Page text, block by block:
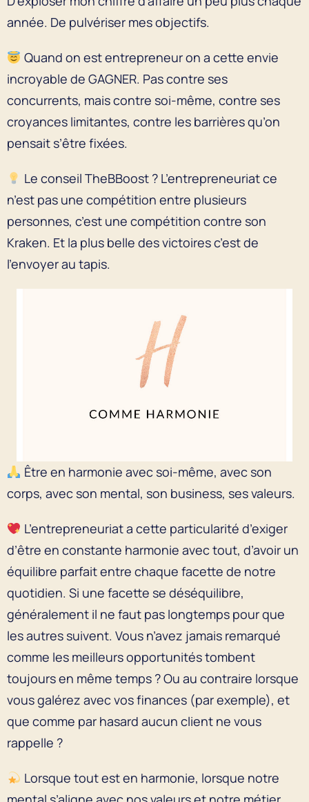
année. De pulvériser mes objectifs.
Quand on est entrepreneur on a cette envie
incroyable de GAGNER. Pas contre ses
concurrents, mais contre soi-même, contre ses
croyances limitantes, contre les barrières qu’on
pensait s’être fixées.
Le conseil TheBBoost ? L’entrepreneuriat ce
n’est pas une compétition entre plusieurs
personnes, c’est une compétition contre son
Kraken. Et la plus belle des victoires c’est de
l’envoyer au tapis.
Être en harmonie avec soi-même, avec son
corps, avec son mental, son business, ses valeurs.
L’entrepreneuriat a cette particularité d’exiger
d’être en constante harmonie avec tout, d’avoir un
équilibre parfait entre chaque facette de notre
quotidien. Si une facette se déséquilibre,
généralement il ne faut pas longtemps pour que
les autres suivent. Vous n’avez jamais remarqué
comme les meilleurs opportunités tombent
toujours en même temps ? Ou au contraire lorsque
vous galérez avec vos finances (par exemple), et
que comme par hasard aucun client ne vous
rappelle ?
Lorsque tout est en harmonie, lorsque notre